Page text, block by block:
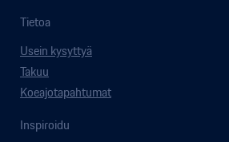
Tietoa
Usein kysyttyä
Takuu
Koeajotapahtumat
Inspiroidu